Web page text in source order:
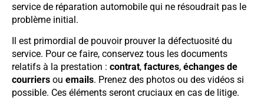
service de réparation automobile qui ne résoudrait pas le
problème initial.
Il est primordial de pouvoir prouver la défectuosité du
service. Pour ce faire, conservez tous les documents
relatifs à la prestation : contrat, factures, échanges de
courriers ou emails. Prenez des photos ou des vidéos si
possible. Ces éléments seront cruciaux en cas de litige.